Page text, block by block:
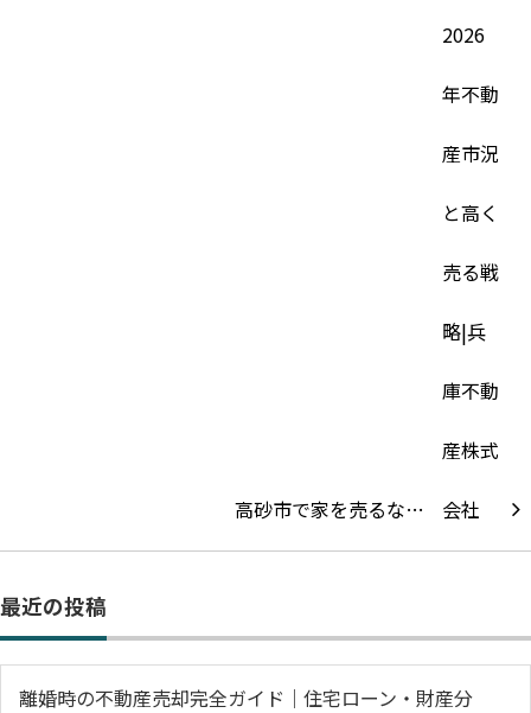
高砂市で家を売るな…
最近の投稿
離婚時の不動産売却完全ガイド｜住宅ローン・財産分